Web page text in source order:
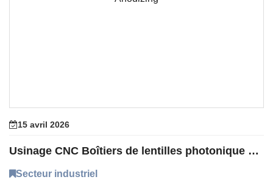
15 avril 2026
Usinage CNC Boîtiers de lentilles photonique optique Anodisation noire
Secteur industriel